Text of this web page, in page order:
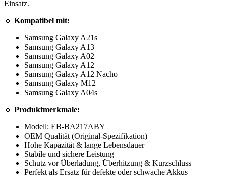
Einsatz.
🔹 Kompatibel mit:
Samsung Galaxy A21s
Samsung Galaxy A13
Samsung Galaxy A02
Samsung Galaxy A12
Samsung Galaxy A12 Nacho
Samsung Galaxy M12
Samsung Galaxy A04s
🔹 Produktmerkmale:
Modell: EB-BA217ABY
OEM Qualität (Original-Spezifikation)
Hohe Kapazität & lange Lebensdauer
Stabile und sichere Leistung
Schutz vor Überladung, Überhitzung & Kurzschluss
Perfekt als Ersatz für defekte oder schwache Akkus